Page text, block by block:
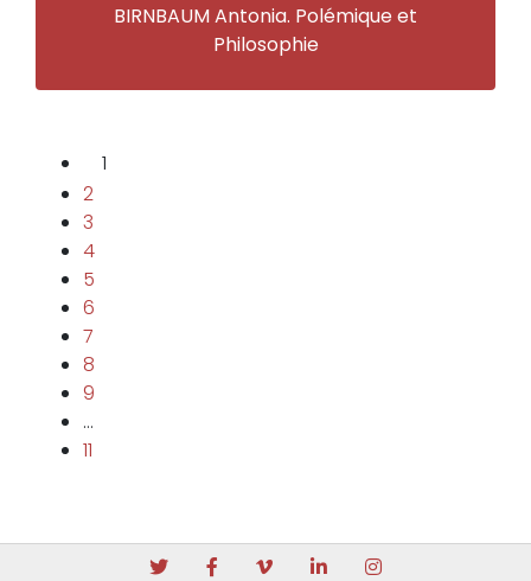
BIRNBAUM Antonia. Polémique et
Philosophie
1
2
3
4
5
6
7
8
9
…
11